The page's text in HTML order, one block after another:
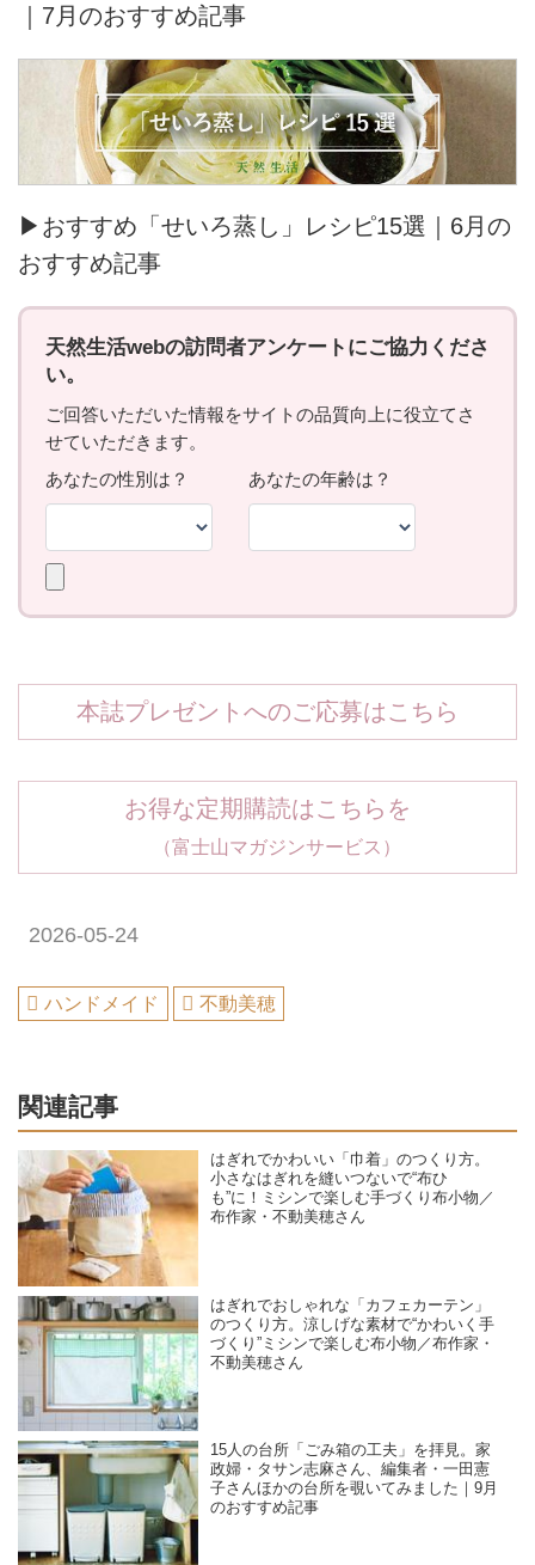
｜7月のおすすめ記事
▶おすすめ「せいろ蒸し」レシピ15選｜6月の
おすすめ記事
本誌プレゼントへのご応募はこちら
お得な定期購読はこちらを
（富士山マガジンサービス）
2026-05-24
ハンドメイド 不動美穂
関連記事
はぎれでかわいい「巾着」のつくり方。
小さなはぎれを縫いつないで“布ひ
も”に！ミシンで楽しむ手づくり布小物／
布作家・不動美穂さん
はぎれでおしゃれな「カフェカーテン」
のつくり方。涼しげな素材で“かわいく手
づくり”ミシンで楽しむ布小物／布作家・
不動美穂さん
15人の台所「ごみ箱の工夫」を拝見。家
政婦・タサン志麻さん、編集者・一田憲
子さんほかの台所を覗いてみました｜9月
のおすすめ記事